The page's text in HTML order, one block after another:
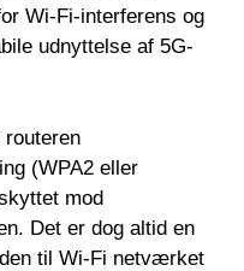
Wi-Fi-interferens og
udnyttelse af 5G-
(WPA2 eller
mod
Det er dog altid en
til Wi-Fi netværket